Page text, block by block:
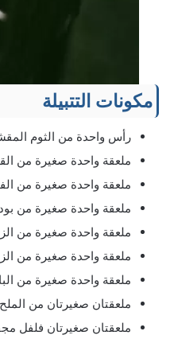
مكونات التتبيلة
رأس واحدة من الثوم
ملعقة واحدة صغيرة من
ملعقة واحدة صغيرة من
ملعقة واحدة صغيرة من
ملعقة واحدة صغيرة من
ملعقة واحدة صغيرة من
ملعقة واحدة صغيرة من
ملعقتان صغيرتان من
ملعقتان صغيرتان فلفل